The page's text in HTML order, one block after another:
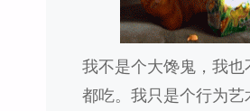
我不是个大馋鬼，我也
都吃。我只是个行为艺